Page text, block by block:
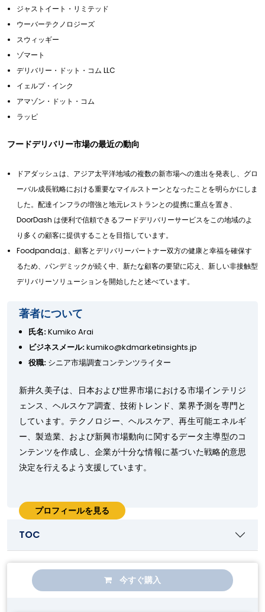
ジャストイート・リミテッド
ウーバーテクノロジーズ
スウィッギー
ゾマート
デリバリー・ドット・コム LLC
イェルプ・インク
アマゾン・ドット・コム
ラッピ
フードデリバリー市場の最近の動向
ドアダッシュは、アジア太平洋地域の複数の新市場への進出を発表し、グロ
ーバル成長戦略における重要なマイルストーンとなったことを明らかにしま
した。配達インフラの増強と地元レストランとの提携に重点を置き、
DoorDash は便利で信頼できるフードデリバリーサービスをこの地域のよ
り多くの顧客に提供することを目指しています。
Foodpandaは、顧客とデリバリーパートナー双方の健康と幸福を確保す
るため、パンデミックが続く中、新たな顧客の要望に応え、新しい非接触型
デリバリーソリューションを開始したと述べています。
著者について
氏名:Kumiko Arai
ビジネスメール:kumiko@kdmarketinsights.jp
役職: シニア市場調査コンテンツライター
新井久美子は、日本および世界市場における市場インテリジ
ェンス、ヘルスケア調査、技術トレンド、業界予測を専門と
しています。テクノロジー、ヘルスケア、再生可能エネルギ
ー、製造業、および新興市場動向に関するデータ主導型のコ
ンテンツを作成し、企業が十分な情報に基づいた戦略的意思
決定を行えるよう支援しています。
プロフィールを見る
TOC
今すぐ購入